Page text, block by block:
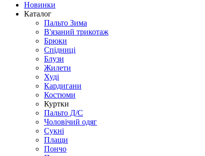
Новинки
Каталог
Пальто Зима
В'язаний трикотаж
Брюки
Спідниці
Блузи
Жилети
Худі
Кардигани
Костюми
Куртки
Пальто Д/С
Чоловічий одяг
Сукні
Плащи
Пончо
XLSX